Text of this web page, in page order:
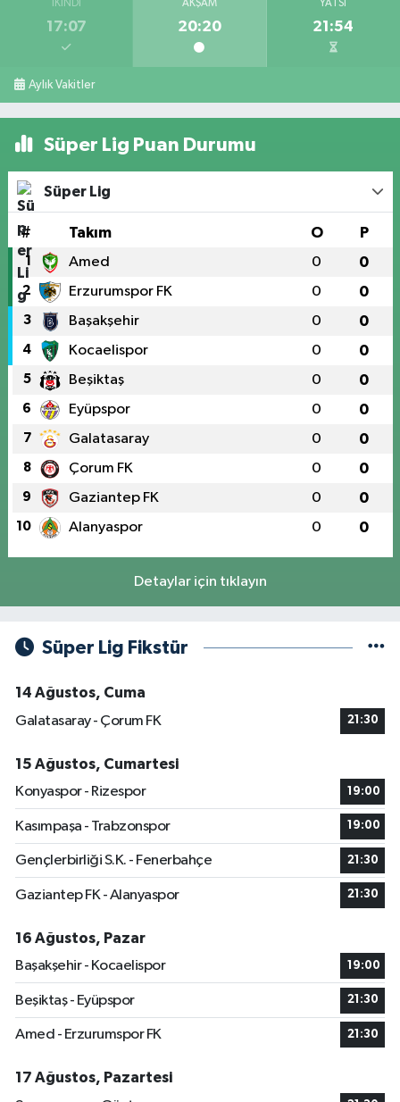
İKINDI
17:07
AKŞAM
20:20
YATSI
21:54
Aylık Vakitler
Süper Lig Puan Durumu
Süper Lig
# Takım O P
1 Amed 0 0
2 Erzurumspor FK 0 0
3 Başakşehir 0 0
4 Kocaelispor 0 0
5 Beşiktaş 0 0
6 Eyüpspor 0 0
7 Galatasaray 0 0
8 Çorum FK 0 0
9 Gaziantep FK 0 0
10 Alanyaspor 0 0
Detaylar için tıklayın
Süper Lig Fikstür
14 Ağustos, Cuma
Galatasaray - Çorum FK
21:30
15 Ağustos, Cumartesi
Konyaspor - Rizespor
19:00
Kasımpaşa - Trabzonspor 19:00
Gençlerbirliği S.K. - Fenerbahçe 21:30
Gaziantep FK - Alanyaspor 21:30
16 Ağustos, Pazar
Başakşehir - Kocaelispor
19:00
Beşiktaş - Eyüpspor 21:30
Amed - Erzurumspor FK 21:30
17 Ağustos, Pazartesi